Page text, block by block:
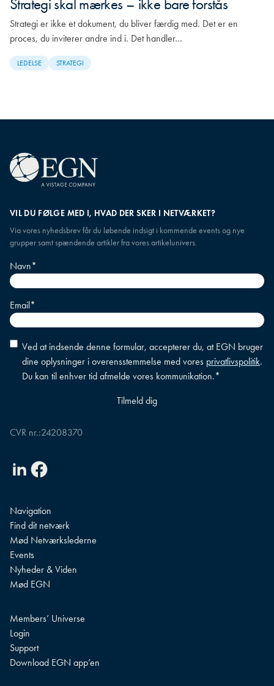
Strategi skal mærkes – ikke bare forstås
Strategi er ikke et dokument, du bliver færdig med. Det er en
proces, du inviterer andre ind i. Det handler…
LEDELSE STRATEGI
VIL DU FØLGE MED I, HVAD DER SKER I NETVÆRKET?
Via vores nyhedsbrev får du løbende indsigt i kommende events og nye
grupper samt spændende artikler fra vores artikelunivers.
Navn*
Email*
Accepter
betingelser*
Ved at indsende denne formular, accepterer du, at EGN bruger
dine oplysninger i overensstemmelse med vores privatlivspolitik.
Du kan til enhver tid afmelde vores kommunikation.*
CVR nr.:24208370
LinkedinFacebook
Navigation
Find dit netværk
Mød Netværkslederne
Events
Nyheder & Viden
Mød EGN
Members’ Universe
Login
Support
Download EGN app’en